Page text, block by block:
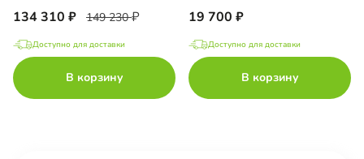
134 310 149 230
Доступно для доставки
В корзину
19 700
Доступно для доставки
В корзину